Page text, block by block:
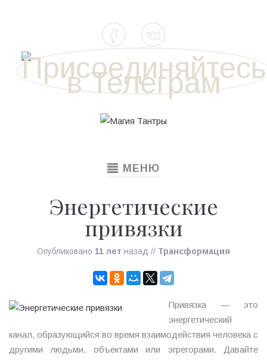
TOGGLE
МЕНЮ
Энергетические
привязки
Опубликовано 11 лет назад // Трансформация
Привязка — это
энергетический
канал, образующийся во время взаимодействия человека с
другими людьми, объектами или эгрегорами. Давайте